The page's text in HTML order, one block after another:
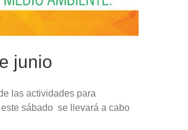
junio
las actividades para
sábado se llevará a cabo